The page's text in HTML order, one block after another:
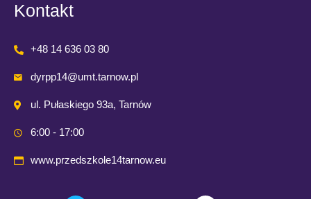
Kontakt
+48 14 636 03 80
dyrpp14@umt.tarnow.pl
ul. Pułaskiego 93a, Tarnów
6:00 - 17:00
www.przedszkole14tarnow.eu